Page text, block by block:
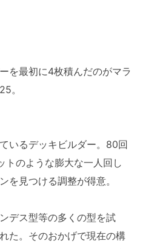
を最初に4枚積んだのがマラ
。
いるデッキビルダー。80回
トのような膨大な一人回し
を見つける調整が得意。
デス型等の多くの型を試
た。そのおかげで現在の構